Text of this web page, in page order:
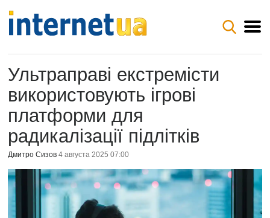
Ультраправі екстремісти
використовують ігрові
платформи для
радикалізації підлітків
Дмитро Сизов 4 августа 2025 07:00